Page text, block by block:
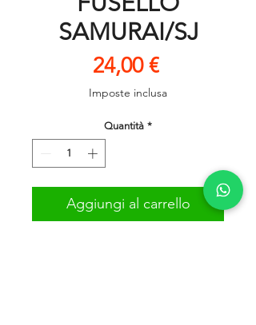
SAMURAI/SJ
24,00 €Prezzo
Imposte inclusa
Quantità *
Aggiungi al carrello